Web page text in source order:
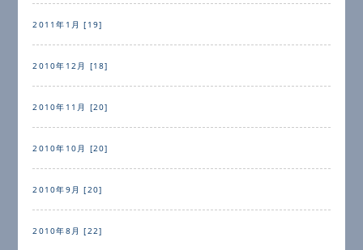
2011年1月 [19]
2010年12月 [18]
2010年11月 [20]
2010年10月 [20]
2010年9月 [20]
2010年8月 [22]